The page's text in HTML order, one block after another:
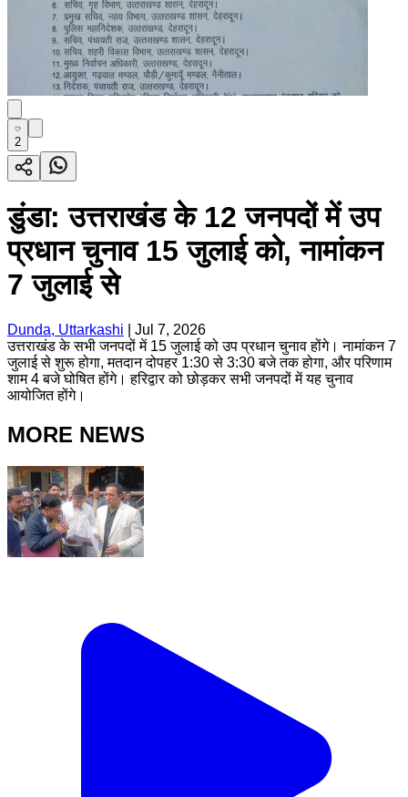
2
डुंडा: उत्तराखंड के 12 जनपदों में उप
प्रधान चुनाव 15 जुलाई को, नामांकन
7 जुलाई से
Dunda, Uttarkashi
Jul 7, 2026
उत्तराखंड के सभी जनपदों में 15 जुलाई को उप प्रधान चुनाव होंगे। नामांकन 7
जुलाई से शुरू होगा, मतदान दोपहर 1:30 से 3:30 बजे तक होगा, और परिणाम
शाम 4 बजे घोषित होंगे। हरिद्वार को छोड़कर सभी जनपदों में यह चुनाव
आयोजित होंगे।
MORE NEWS